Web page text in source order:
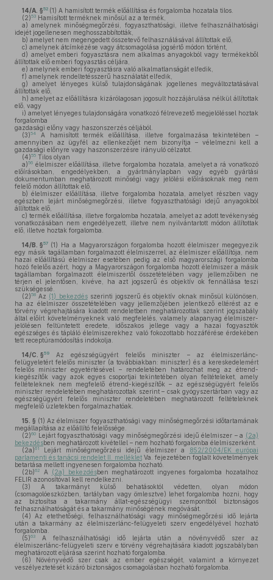
14/A. §52 (1) A hamisított termék előállítása és forgalomba hozatala tilos.
(2)53 Hamisított terméknek minősül az a termék,
a) amelynek minőségmegőrzési, fogyaszthatósági, illetve felhasználhatósági
idejét jogellenesen meghosszabbították,
b) amelyet nem megengedett összetevő felhasználásával állítottak elő,
c) amelynek átcímkézése vagy átcsomagolása jogsértő módon történt,
d) amelyet emberi fogyasztásra nem alkalmas anyagokból vagy termékekből
állítottak elő emberi fogyasztás céljára,
e) amelynek emberi fogyasztásra való alkalmatlanságát elfedik,
f) amelynek rendeltetésszerű használatát elfedik,
g) amelyet lényeges külső tulajdonságának jogellenes megváltoztatásával
állítottak elő,
h) amelyet az előállításra kizárólagosan jogosult hozzájárulása nélkül állítottak
elő, vagy
i) amelyet lényeges tulajdonságára vonatkozó félrevezető megjelöléssel hoztak
forgalomba
gazdasági előny vagy haszonszerzés céljából.
(3)54
A hamisított termék előállítása, illetve forgalmazása tekintetében –
amennyiben az ügyfél az ellenkezőjét nem bizonyítja – vélelmezni kell a
gazdasági előnyre vagy haszonszerzésre irányuló célzatot.
(4)55 Tilos olyan
a)56 élelmiszer előállítása, illetve forgalomba hozatala, amelyet a rá vonatkozó
előírásokban, engedélyekben, a gyártmánylapban vagy egyéb gyártási
dokumentumban meghatározott minőségi vagy jelölési előírásoknak meg nem
felelő módon állítottak elő,
b) élelmiszer előállítása, illetve forgalomba hozatala, amelyet részben vagy
egészben lejárt minőségmegőrzési, illetve fogyaszthatósági idejű anyagokból
állítottak elő,
c) termék előállítása, illetve forgalomba hozatala, amelyet az adott tevékenység
vonatkozásában nem engedélyezett, illetve nem nyilvántartott módon állítottak
elő, illetve hoztak forgalomba.
14/B. §57 (1) Ha a Magyarországon forgalomba hozott élelmiszer megegyezik
egy másik tagállamban forgalmazott élelmiszerrel, az élelmiszer előállítója, nem
hazai előállítású élelmiszer esetében pedig az első magyarországi forgalomba
hozó felelős azért, hogy a Magyarországon forgalomba hozott élelmiszer a másik
tagállamban forgalmazott élelmiszertől összetételében vagy jellemzőiben ne
térjen el jelentősen, kivéve, ha azt jogszerű és objektív ok fennállása teszi
szükségessé.
(2)58 Az (1) bekezdésszerinti jogszerű és objektív oknak minősül különösen,
ha az élelmiszer összetételében vagy jellemzőjében jelentkező eltérést az e
törvény végrehajtására kiadott rendeletben meghatározottak szerint jogszabály
által előírt követelményeknek való megfelelés, valamely alapanyag élelmiszer-
jelölésen feltüntetett eredete, időszakos jellege vagy a hazai fogyasztók
egészséges és tápláló élelmiszerekhez való fokozottabb hozzáférése érdekében
tett receptúramódosítás indokolja.
14/C. §59
Az egészségügyért felelős miniszter – az élelmiszerlánc-
felügyeletért felelős miniszter (a továbbiakban: miniszter) és a kereskedelemért
felelős miniszter egyetértésével – rendeletében határozhat meg az étrend-
kiegészítők vagy azok egyes csoportjai tekintetében olyan feltételeket, amely
feltételeknek nem megfelelő étrend-kiegészítők – az egészségügyért felelős
miniszter rendeletében meghatározottak szerint – csak gyógyszertárban vagy az
egészségügyért felelős miniszter rendeletében meghatározott feltételeknek
megfelelő üzletekben forgalmazhatóak.
15. § (1) Az élelmiszer fogyaszthatósági vagy minőségmegőrzési időtartamának
megállapítása az előállító felelőssége.
(2)60 Lejárt fogyaszthatósági vagy minőségmegőrzési idejű élelmiszer – a (2a)
bekezdésben meghatározott kivétellel – nem hozható forgalomba élelmiszerként.
(2a)61 Lejárt minőségmegőrzési idejű élelmiszer a
852/2004/EK európai
parlamenti és tanácsi rendelet II. melléklet Va. fejezetében foglalt követelmények
betartása mellett ingyenesen forgalomba hozható.
(2b)62 A (2a) bekezdésben meghatározott ingyenes forgalomba hozatalhoz
FELIR azonosítóval kell rendelkezni.
(3) A takarmányt külső behatásoktól védetten, olyan módon
(csomagolóeszközben, tartályban vagy ömlesztve) lehet forgalomba hozni, hogy
az biztosítsa a takarmány állat-egészségügyi szempontból biztonságos
felhasználhatóságát és a takarmány minőségének megóvását.
(4) Az etethetőségi, felhasználhatósági vagy minőségmegőrzési idő lejárta
után a takarmány az élelmiszerlánc-felügyeleti szerv engedélyével hozható
forgalomba.
(5)63
A felhasználhatósági idő lejárta után a növényvédő szer az
élelmiszerlánc-felügyeleti szerv e törvény végrehajtására kiadott jogszabályban
meghatározott eljárása szerint hozható forgalomba.
(6) Növényvédő szer csak az ember egészségét, valamint a környezet
veszélyeztetését kizáró biztonságos csomagolásban hozható forgalomba.